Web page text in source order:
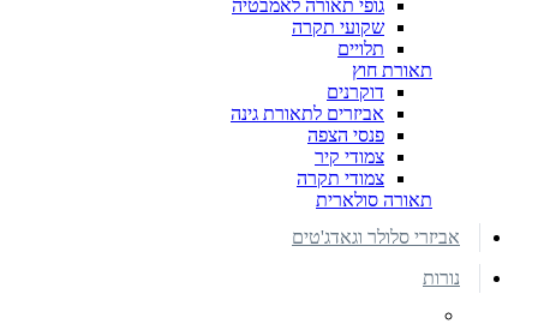
גופי תאורה לאמבטיה
שקועי תקרה
תלויים
תאורת חוץ
דוקרנים
אביזרים לתאורת גינה
פנסי הצפה
צמודי קיר
צמודי תקרה
תאורה סולארית
אביזרי סלולר וגאדג'טים
נורות